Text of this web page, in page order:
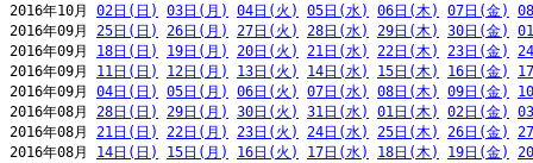
2016年10月 02日(日) 03日(月) 04日(火) 05日(水) 06日(木) 07日(金)
2016年09月 25日(日) 26日(月) 27日(火) 28日(水) 29日(木) 30日(金)
2016年09月 18日(日) 19日(月) 20日(火) 21日(水) 22日(木) 23日(金)
2016年09月 11日(日) 12日(月) 13日(火) 14日(水) 15日(木) 16日(金)
2016年09月 04日(日) 05日(月) 06日(火) 07日(水) 08日(木) 09日(金)
2016年08月 28日(日) 29日(月) 30日(火) 31日(水) 01日(木) 02日(金)
2016年08月 21日(日) 22日(月) 23日(火) 24日(水) 25日(木) 26日(金)
2016年08月 14日(日) 15日(月) 16日(火) 17日(水) 18日(木) 19日(金)